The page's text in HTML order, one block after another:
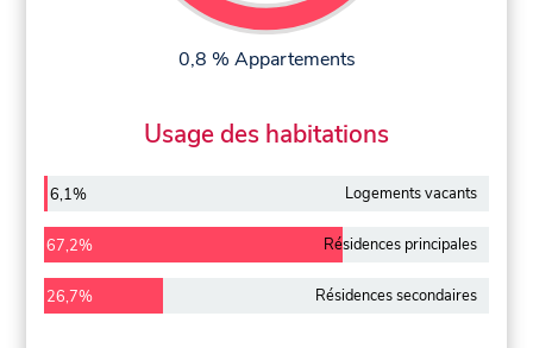
0,8 % Appartements
Usage des habitations
6,1% Logements vacants
67,2% Résidences principales
26,7% Résidences secondaires